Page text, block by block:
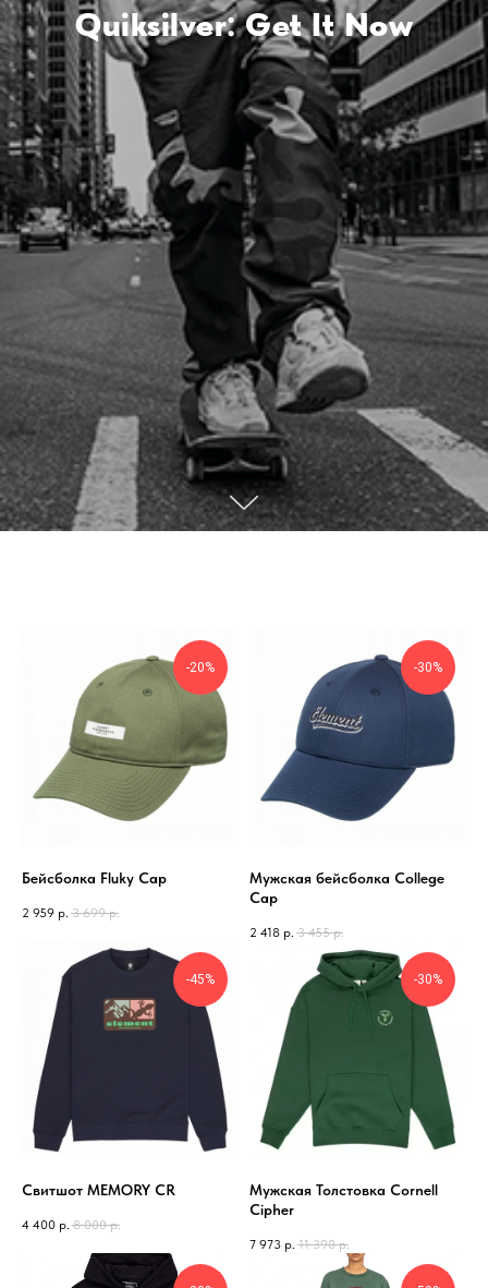
Quiksilver: Get It Now
-20%
Бейсболка Fluky Cap
2 959 р. 3 699 р.
-30%
Мужская бейсболка College
Cap
2 418 р. 3 455 р.
-45%
Свитшот MEMORY CR
4 400 р. 8 000 р.
-30%
Мужская Толстовка Cornell
Cipher
7 973 р. 11 390 р.